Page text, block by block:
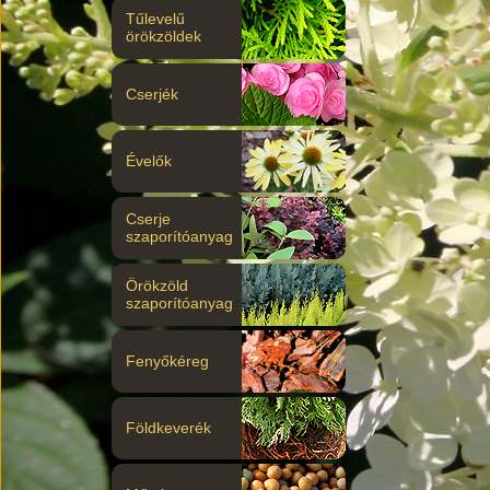
Tűlevelű
örökzöldek
Cserjék
Évelők
Cserje
szaporítóanyag
Örökzöld
szaporítóanyag
Fenyőkéreg
Földkeverék